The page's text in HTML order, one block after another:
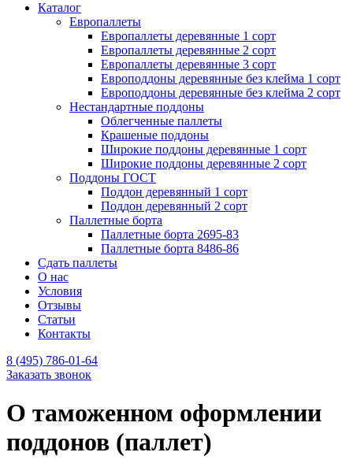
Каталог
Европаллеты
Европаллеты деревянные 1 сорт
Европаллеты деревянные 2 сорт
Европаллеты деревянные 3 сорт
Европоддоны деревянные без клейма 1 сорт
Европоддоны деревянные без клейма 2 сорт
Нестандартные поддоны
Облегченные паллеты
Крашеные поддоны
Широкие поддоны деревянные 1 сорт
Широкие поддоны деревянные 2 сорт
Поддоны ГОСТ
Поддон деревянный 1 сорт
Поддон деревянный 2 сорт
Паллетные борта
Паллетные борта 2695-83
Паллетные борта 8486-86
Сдать паллеты
О нас
Условия
Отзывы
Статьи
Контакты
8 (495) 786-01-64
Заказать звонок
О таможенном оформлении
поддонов (паллет)